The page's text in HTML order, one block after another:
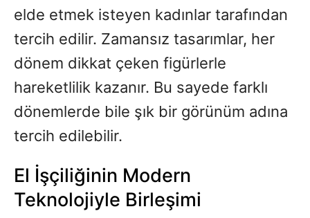
elde etmek isteyen kadınlar tarafından
tercih edilir. Zamansız tasarımlar, her
dönem dikkat çeken figürlerle
hareketlilik kazanır. Bu sayede farklı
dönemlerde bile şık bir görünüm adına
tercih edilebilir.
El İşçiliğinin Modern
Teknolojiyle Birleşimi